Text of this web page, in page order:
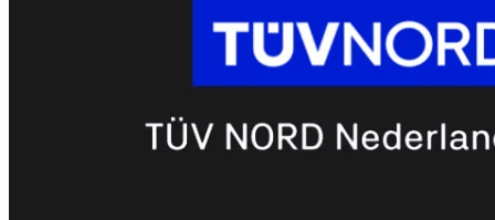
FortiAPFortiWiFi
FortiGate